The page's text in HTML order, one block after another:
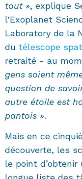
tout », explique
l'Exoplanet
Laboratory de la
du télescope
retraité - au
gens soient
question de
autre étoile est
pantois ».
Mais en ce
découverte, les
le point d’obtenir